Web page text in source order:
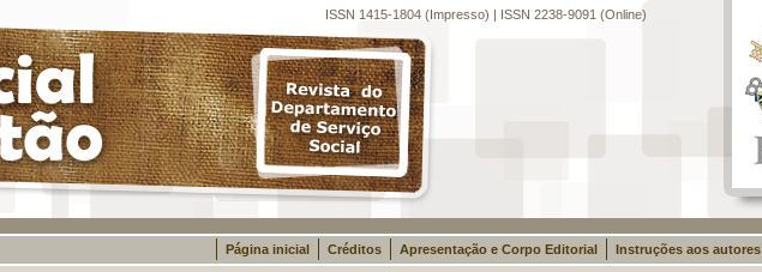
ISSN 1415-1804 (Impresso) | ISSN 2238-9091 (Online)
Página inicial Créditos Apresentação e Corpo Editorial Instruções aos autores